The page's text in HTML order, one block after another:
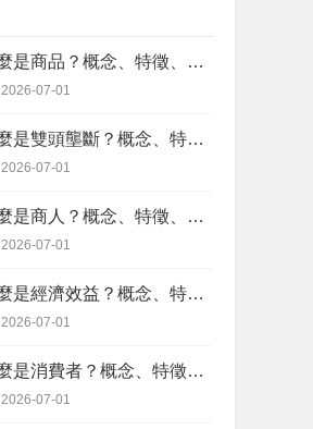
什麼是商品？概念、特徵、分類、範例
2026-07-01
什麼是雙頭壟斷？概念、特徵、優缺點、範例
2026-07-01
什麼是商人？概念、特徵、類型、範例
2026-07-01
什麼是經濟效益？概念、特徵、計算公式、範例
2026-07-01
什麼是消費者？概念、特徵、類型、範例
2026-07-01